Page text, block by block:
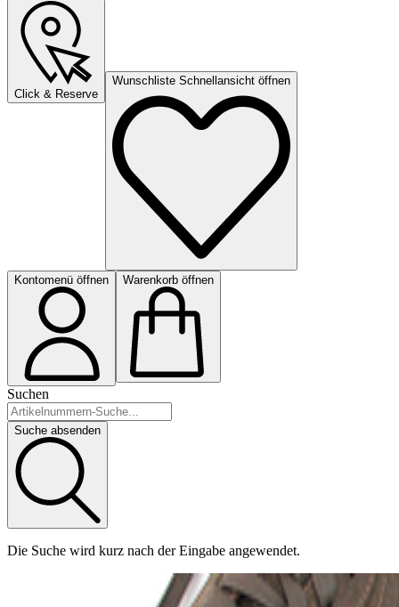
Click & Reserve
Wunschliste Schnellansicht öffnen
Kontomenü öffnen Warenkorb öffnen
Suchen
Suche absenden
Die Suche wird kurz nach der Eingabe angewendet.